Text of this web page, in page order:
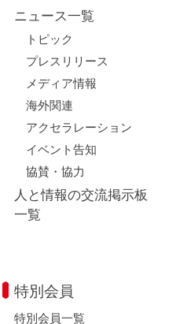
ニュース一覧
トピック
プレスリリース
メディア情報
海外関連
アクセラレーション
イベント告知
協賛・協力
人と情報の交流掲示板
一覧
特別会員
特別会員一覧